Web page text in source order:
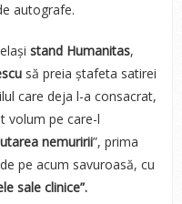
autografe.
stand Humanitas,
să preia ștafeta satirei
care deja l-a consacrat,
volum pe care-l
nemuririi”, prima
pe acum savuroasă, cu
sale clinice”.